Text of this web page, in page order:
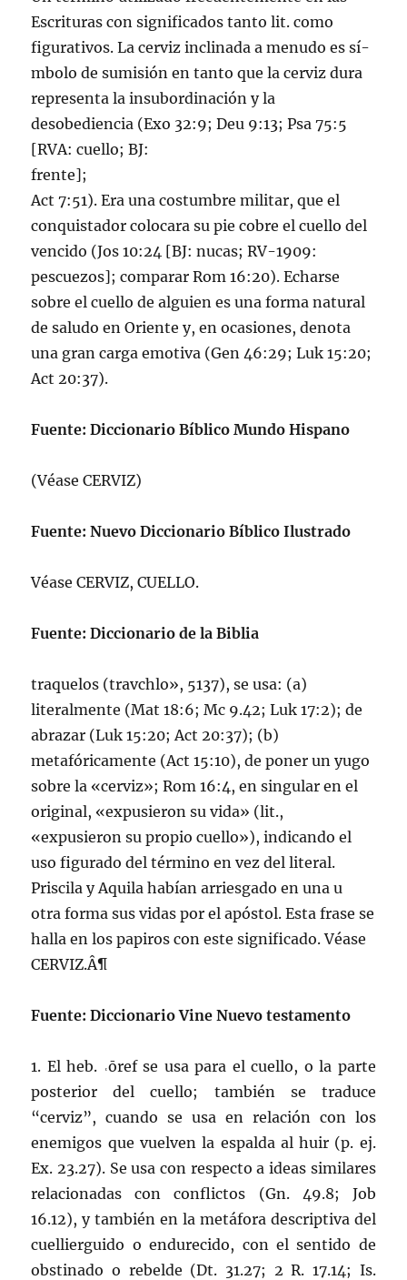
Escrituras con significados tanto lit. como
figurativos. La cerviz inclinada a menudo es sí­
mbolo de sumisión en tanto que la cerviz dura
representa la insubordinación y la
desobediencia (Exo 32:9; Deu 9:13; Psa 75:5
[RVA: cuello; BJ:
frente];
Act 7:51). Era una costumbre militar, que el
conquistador colocara su pie cobre el cuello del
vencido (Jos 10:24 [BJ: nucas; RV-1909:
pescuezos]; comparar Rom 16:20). Echarse
sobre el cuello de alguien es una forma natural
de saludo en Oriente y, en ocasiones, denota
una gran carga emotiva (Gen 46:29; Luk 15:20;
Act 20:37).
Fuente: Diccionario Bíblico Mundo Hispano
(Véase CERVIZ)
Fuente: Nuevo Diccionario Bíblico Ilustrado
Véase CERVIZ, CUELLO.
Fuente: Diccionario de la Biblia
traquelos (travchlo», 5137), se usa: (a)
literalmente (Mat 18:6; Mc 9.42; Luk 17:2); de
abrazar (Luk 15:20; Act 20:37); (b)
metafóricamente (Act 15:10), de poner un yugo
sobre la «cerviz»; Rom 16:4, en singular en el
original, «expusieron su vida» (lit.,
«expusieron su propio cuello»), indicando el
uso figurado del término en vez del literal.
Priscila y Aquila habí­an arriesgado en una u
otra forma sus vidas por el apóstol. Esta frase se
halla en los papiros con este significado. Véase
CERVIZ.Â¶
Fuente: Diccionario Vine Nuevo testamento
1. El heb. ˓ōrefse usa para el cuello, o la parte
posterior del cuello; también se traduce
“cerviz”, cuando se usa en relación con los
enemigos que vuelven la espalda al huir (p. ej.
Ex. 23.27). Se usa con respecto a ideassimilares
relacionadas con conflictos (Gn. 49.8; Job
16.12), y también en la metáfora descriptiva del
cuellierguido o endurecido, con el sentido de
obstinado o rebelde (Dt. 31.27; 2 R. 17.14; Is.